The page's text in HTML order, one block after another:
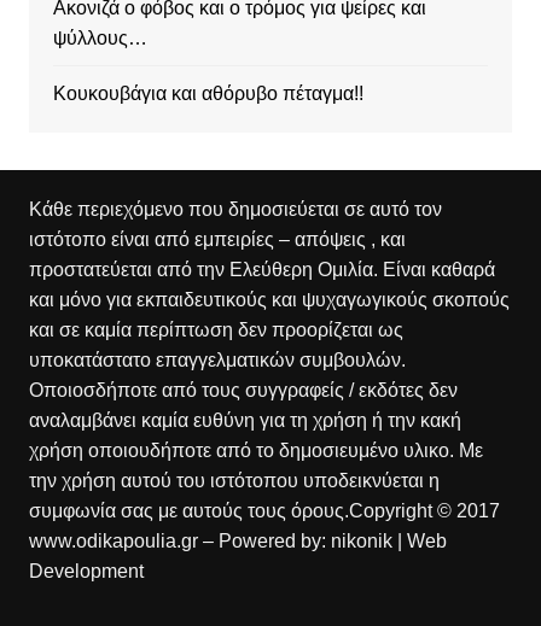
Ακονιζά ο φόβος και ο τρόμος για ψείρες και
ψύλλους…
Κουκουβάγια και αθόρυβο πέταγμα!!
Κάθε περιεχόμενο που δημοσιεύεται σε αυτό τον
ιστότοπο είναι από εμπειρίες – απόψεις , και
προστατεύεται από την Ελεύθερη Ομιλία. Είναι καθαρά
και μόνο για εκπαιδευτικούς και ψυχαγωγικούς σκοπούς
και σε καμία περίπτωση δεν προορίζεται ως
υποκατάστατο επαγγελματικών συμβουλών.
Οποιοσδήποτε από τους συγγραφείς / εκδότες δεν
αναλαμβάνει καμία ευθύνη για τη χρήση ή την κακή
χρήση οποιουδήποτε από το δημοσιευμένο υλικο. Με
την χρήση αυτού του ιστότοπου υποδεικνύεται η
συμφωνία σας με αυτούς τους όρους.Copyright © 2017
www.odikapoulia.gr – Powered by: nikonik
| Web
Development